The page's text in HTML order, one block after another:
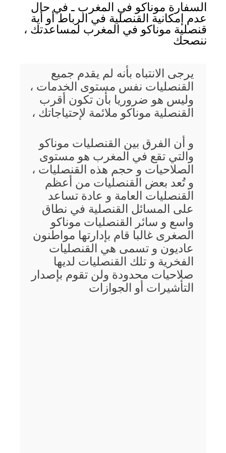
السفارة موناكو في المغرب ـ في حال
عدم إمكانية القنصلية في الرباط أو أية
قنصلية موناكو في المغرب لمساعدتك ،
ننصحك
يرجى الانتباه بأنه لم يقدم جميع
القنصليات نفس مستوى الخدمات ،
وليس هو ضروريا بأن تكون أقرب
القنصلية موناكو ملائمة لإحتياجاتك ،
و أن الفرق بين القنصليات موناكو
والتي تقع في المغرب هو مستوى
الصلاحيات و حجم هذه القنصليات ،
و تُعد بعض القنصليات من أعظم
القنصليات العامة و عادة تساعد
على المسائل القنصلية في نطاق
واسع و سائر القنصليات موناكو
الصغرى غالبا قام بإدارتها مواطنون
عاديون و تسمى هي القنصليات
الفخرية و تلك القنصليات لديها
صلاحيات محدودة ولن تقوم بإصدار
التأشيرات أو الجوازات